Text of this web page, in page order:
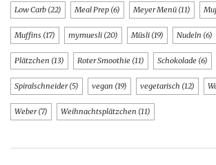
Low Carb (22) Meal Prep (6) Meyer Menü (11)
Muffins (17) mymuesli (20) Müsli (19) Nudeln (6)
Plätzchen (13) Roter Smoothie (11) Schokolade (6)
Spiralschneider(5) vegan (19) vegetarisch (12)
Weber(7) Weihnachtsplätzchen (11)